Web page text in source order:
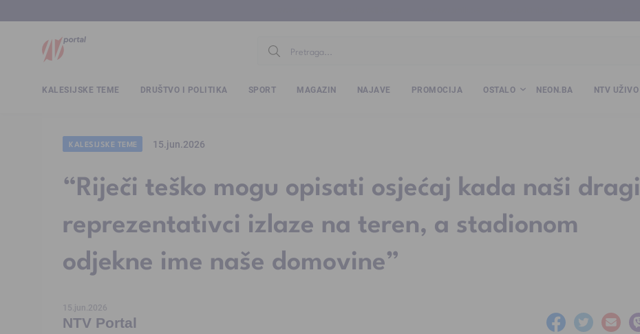
KALESIJSKE TEME DRUŠTVO I POLITIKA SPORT MAGAZIN NAJAVE PROMOCIJA OSTALO NEON.BA NTV UŽIVO
KALESIJSKE TEME 15.jun.2026
“Riječi teško mogu opisati osjećaj kada naši dragi
reprezentativci izlaze na teren, a stadionom
odjekne ime naše domovine”
15.jun.2026
NTV Portal